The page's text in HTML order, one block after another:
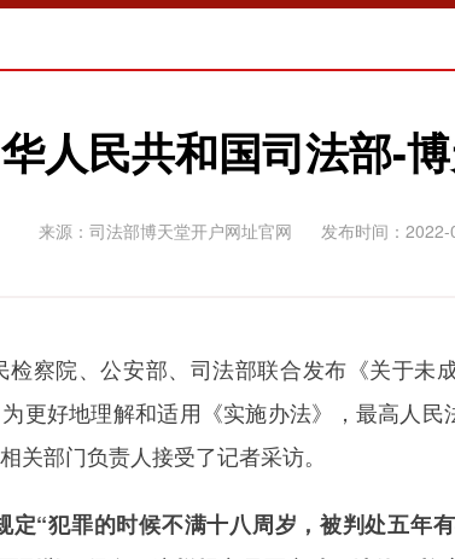
人民共和国司法部-
来源：司法部博天堂开户网址官网
发布时间：
院、公安部、司法部联合发布《关于未
更好地理解和适用《实施办法》，最高人
关部门负责人接受了记者采访。
定“犯罪的时候不满十八周岁，被判处五年